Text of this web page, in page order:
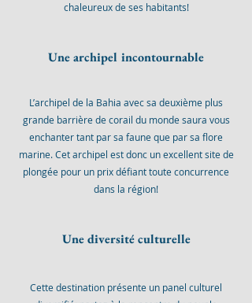
chaleureux de ses habitants!
Une archipel incontournable
L’archipel de la Bahia avec sa deuxième plus
grande barrière de corail du monde saura vous
enchanter tant par sa faune que par sa flore
marine. Cet archipel est donc un excellent site de
plongée pour un prix défiant toute concurrence
dans la région!
Une diversité culturelle
Cette destination présente un panel culturel